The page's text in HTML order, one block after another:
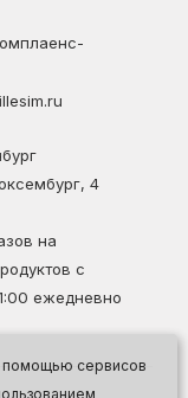
помощью сервисов
4
на
с
ежедневно